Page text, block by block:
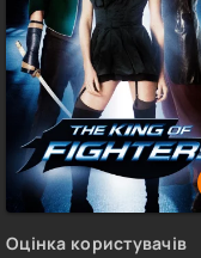
Оцінка користувачів